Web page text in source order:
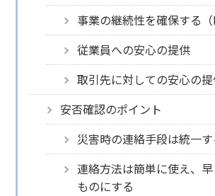
事業の継続性を確保する（
従業員への安心の提供
取引先に対しての安心の
安否確認のポイント
災害時の連絡手段は統一す
連絡方法は簡単に使え、
ものにする